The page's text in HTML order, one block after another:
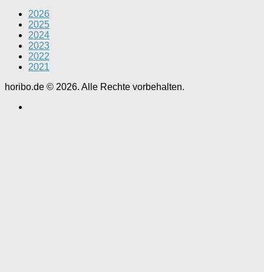
2026
2025
2024
2023
2022
2021
horibo.de © 2026. Alle Rechte vorbehalten.